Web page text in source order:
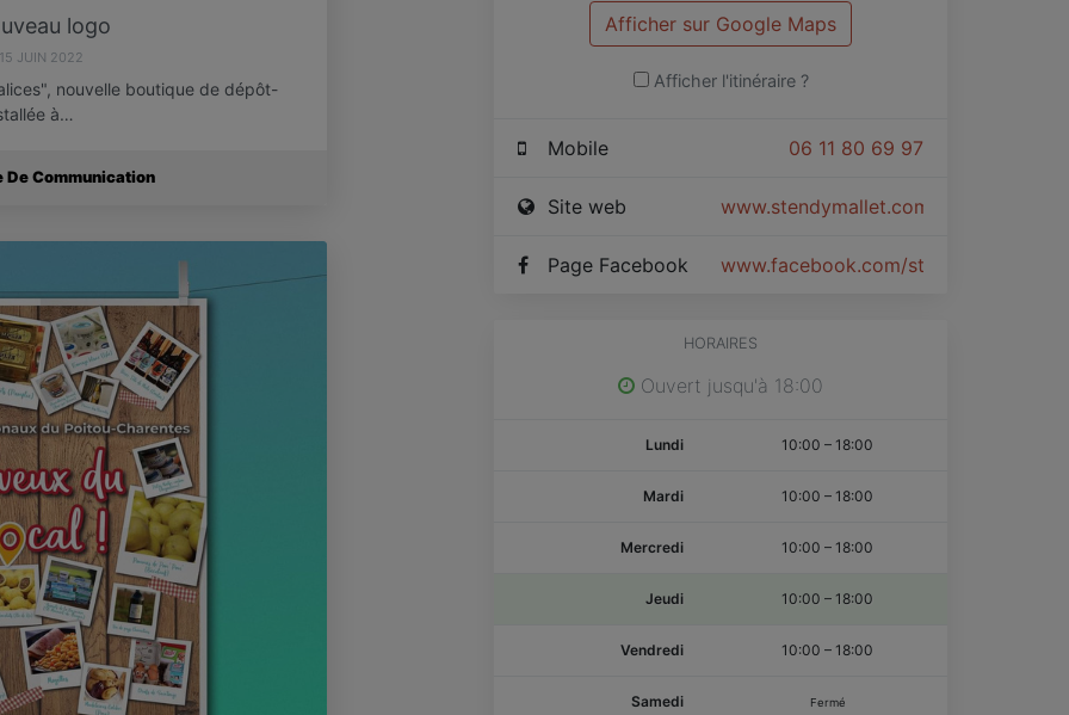
logo
JUIN 2022
nouvelle boutique de dépôt-
à…
De Communication
Afficher sur Google Maps
Afficher l'itinéraire ?
06 11 80 69 97
Mobile
www.stendymallet.com
Site web
www.facebook.com/
Page Facebook
HORAIRES
Ouvert jusqu'à 18:00
Lundi 10:00 – 18:00
Mardi 10:00 – 18:00
Mercredi 10:00 – 18:00
Jeudi 10:00 – 18:00
Vendredi 10:00 – 18:00
Samedi Fermé